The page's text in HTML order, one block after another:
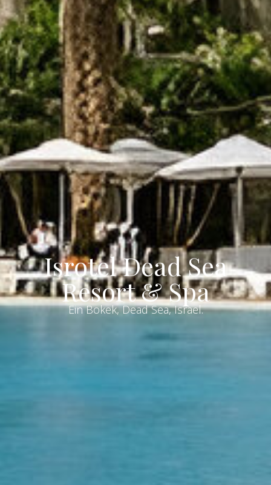
Isrotel Dead Sea
Resort & Spa
Ein Bokek, Dead Sea, Israel.